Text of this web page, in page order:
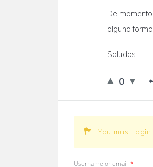
De
alguna
Saludos.
0
You must
Username or email *